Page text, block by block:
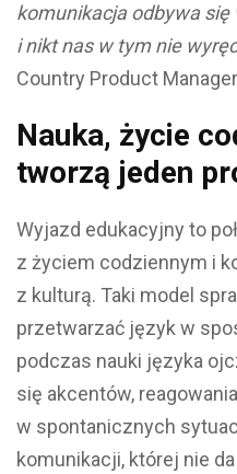
komunikacja odbywa się
i nikt nas w tym nie
Country Product
Nauka, życie
tworzą jeden
Wyjazd edukacyjny to
z życiem codziennym i
z kulturą. Taki model
przetwarzać język w
podczas nauki języka
się akcentów, reagowania
w spontanicznych
komunikacji, której nie